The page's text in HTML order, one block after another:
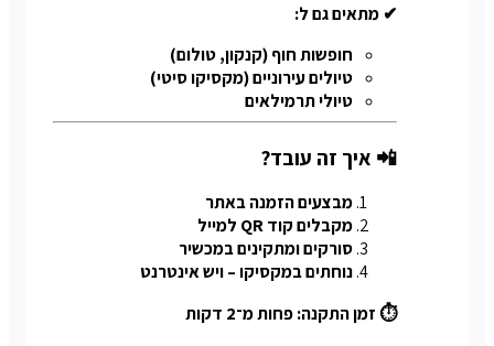
✔ מתאים גם ל:
חופשות חוף (קנקון, טולום)
טיולים עירוניים (מקסיקו סיטי)
טיולי תרמילאים
📲 איך זה עובד?
מבצעים הזמנה באתר
מקבלים קוד QR למייל
סורקים ומתקינים במכשיר
נוחתים במקסיקו – ויש אינטרנט
⏱ זמן התקנה: פחות מ־2 דקות